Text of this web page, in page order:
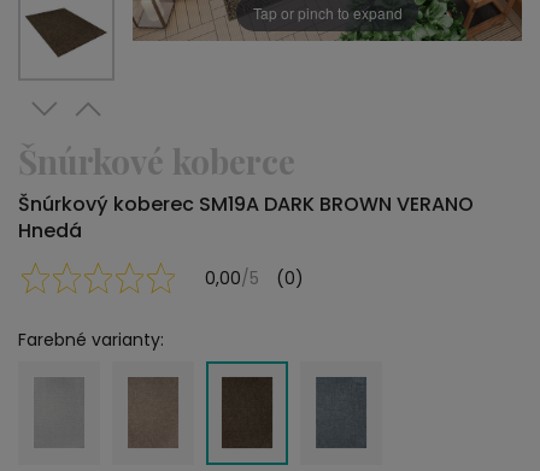
Tap or pinch to expand
Šnúrkové koberce
Šnúrkový koberec SM19A DARK BROWN VERANO
Hnedá
0,00/5 (0)
Farebné varianty: